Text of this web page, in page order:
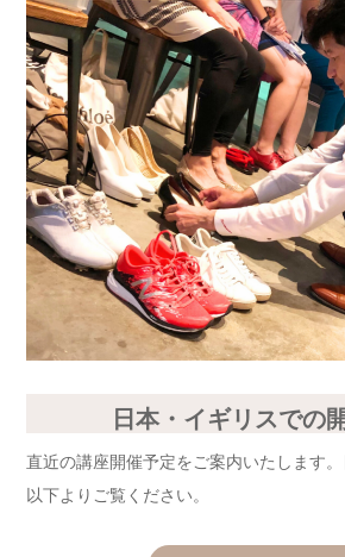
日本・イギリスでの
直近の講座開催予定をご案内いたします
以下よりご覧ください。